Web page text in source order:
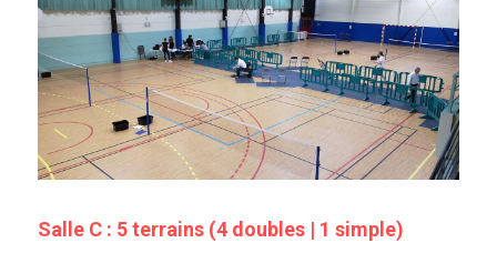
Salle C : 5 terrains (4 doubles | 1 simple)